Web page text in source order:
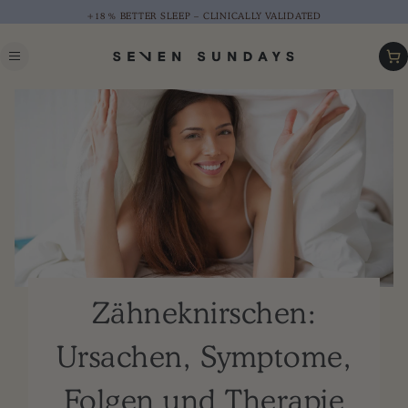
+18 % BETTER SLEEP – CLINICALLY VALIDATED
Zähneknirschen:
Ursachen, Symptome,
Folgen und Therapie